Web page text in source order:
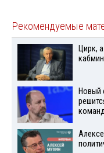
Рекомендуемые
Цирк,
Новый